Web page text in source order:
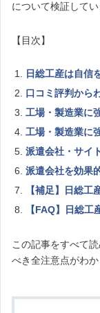
について検証してい
【目次】
日総工産は自信
口コミ評判から
工場・製造業に
工場・製造業に
派遣会社・サイ
派遣会社を効果
【補足】日総工
【FAQ】日総工
この記事をすべて
べき全注意点がわか